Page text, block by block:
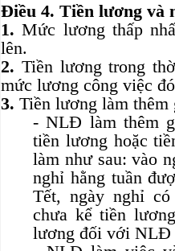
Điều 4. Tiền lương và
1. Mức lương thấp
lên.
2. Tiền lương trong
mức lương công việc
3. Tiền lương làm
- NLĐ làm thêm
tiền lương hoặc
làm như sau: vào
nghỉ hằng tuần
Tết, ngày nghỉ
chưa kể tiền
lương đối với NLĐ